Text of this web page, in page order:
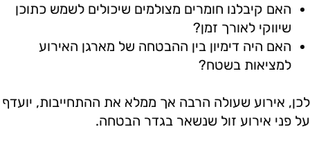
האם קיבלנו חומרים מצולמים שיכולים לשמש כתוכן
שיווקי לאורך זמן?
האם היה דימיון בין ההבטחה של מארגן האירוע
למציאות בשטח?
לכן, אירוע שעולה הרבה אך ממלא את ההתחייבות, יועדף
על פני אירוע זול שנשאר בגדר הבטחה.